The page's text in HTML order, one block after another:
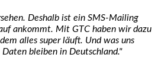
Deshalb ist ein SMS-Mailing
ankommt. Mit GTC haben wir dazu
alles super läuft. Und was uns
bleiben in Deutschland."